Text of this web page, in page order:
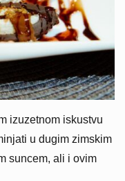
izuzetnom iskustvu
u dugim zimskim
suncem, ali i ovim